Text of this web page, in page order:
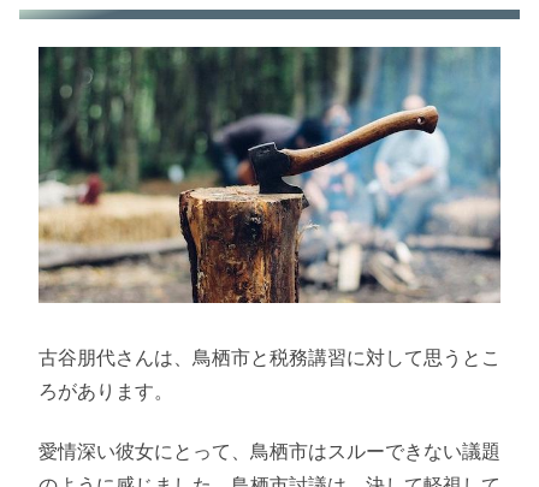
古谷朋代さんは、鳥栖市と税務講習に対して思うとこ
ろがあります。
愛情深い彼女にとって、鳥栖市はスルーできない議題